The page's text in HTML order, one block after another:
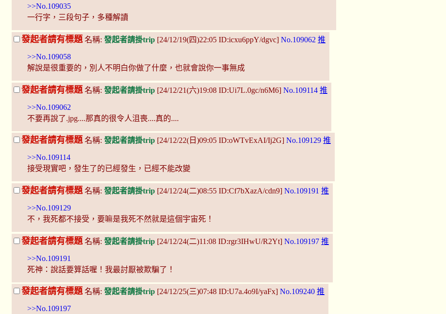
>>No.109035
一行字，三段句子，多種解讀
發起者請有標題 名稱: 發起者請掛trip [24/12/19(四)22:05 ID:icxu6ppY/dgvc] No.109062 推
>>No.109058
解說是很重要的，別人不明白你做了什麼，也就會說你一事無成
發起者請有標題 名稱: 發起者請掛trip [24/12/21(六)19:08 ID:Ui7L.0gc/n6M6] No.109114 推
>>No.109062
不要再說了.jpg....那真的很令人沮喪....真的....
發起者請有標題 名稱: 發起者請掛trip [24/12/22(日)09:05 ID:oWTvExAI/Ij2G] No.109129 推
>>No.109114
接受現實吧，發生了的已經發生，已經不能改變
發起者請有標題 名稱: 發起者請掛trip [24/12/24(二)08:55 ID:Cf7bXazA/cdn9] No.109191 推
>>No.109129
不，我死都不接受，要嘛是我死不然就是這個宇宙死！
發起者請有標題 名稱: 發起者請掛trip [24/12/24(二)11:08 ID:rgr3IHwU/R2Yt] No.109197 推
>>No.109191
死神：說話要算話喔！我最討厭被欺騙了！
發起者請有標題名稱: 發起者請掛trip [24/12/25(三)07:48 ID:U7a.4o9I/yaFx] No.109240 推
>>No.109197